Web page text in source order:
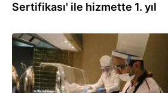
Sertifikası' ile hizmette 1. yıl
13.07.2021